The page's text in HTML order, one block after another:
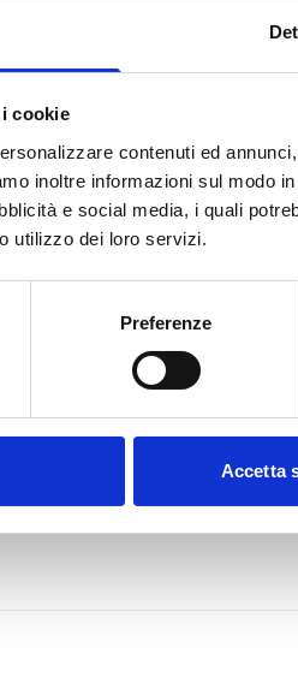
cookie
contenuti ed
inoltre informazioni sul modo
e social media, i quali
utilizzo dei loro servizi.
Preferenze
Accetta